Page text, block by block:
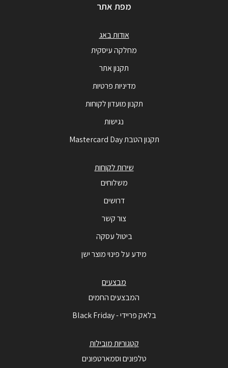
מפת אתר
אודות באג
מחלקה עיסקית
תקנון אתר
מדיניות פרטיות
תקנון מועדון לקוחות
נגישות
תקנון הטבת Mastercard Day
שירות לקוחות
משלוחים
דרושים
צור קשר
ביטול עסקה
מידע על פינוי מוצר ישן
מבצעים
המבצעים החמים
בלאק פריידי - Black Friday
קטגוריות מובילות
טלפונים וסמארטפונים